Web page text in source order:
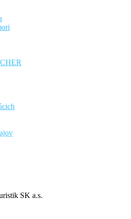
zdieľaného (spoločného) bazénu.
záhrada:
Classic. Celkom cca 31m2.
výhľad záhrada:
izba zaťahovacími dverami,
(renovované 2023-2024).
výhľad mora:
izba zaťahovacími dverami, výhľad
modernejšie (renovované 2023-2024).
zdieľaný bazén:
izba, menší zdieľaný bazén
bazén:
prístup do zdieľaného menšieho
pláž cca 50 m od rezortu, cez miestnu
podchod). Ležadlá, slnečníky a
sprcha.
SK a.s.